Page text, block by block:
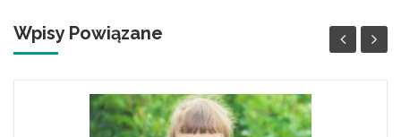
Wpisy Powiązane